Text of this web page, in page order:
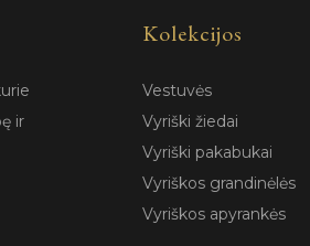
ir
Kolekcijos
Vestuvės
Vyriški žiedai
Vyriški pakabukai
Vyriškos grandinėlės
Vyriškos apyrankės